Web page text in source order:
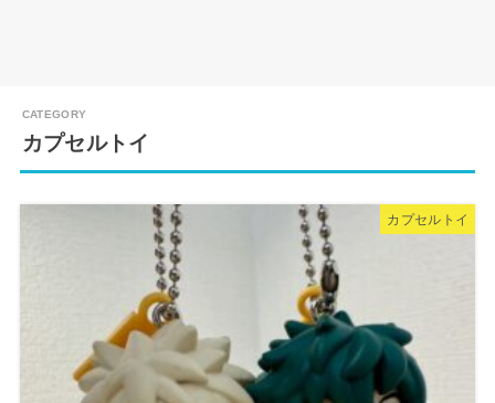
カプセルトイ
カプセルトイ